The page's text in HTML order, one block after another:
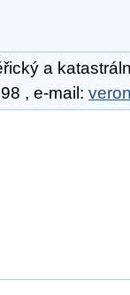
a
, e-mail: